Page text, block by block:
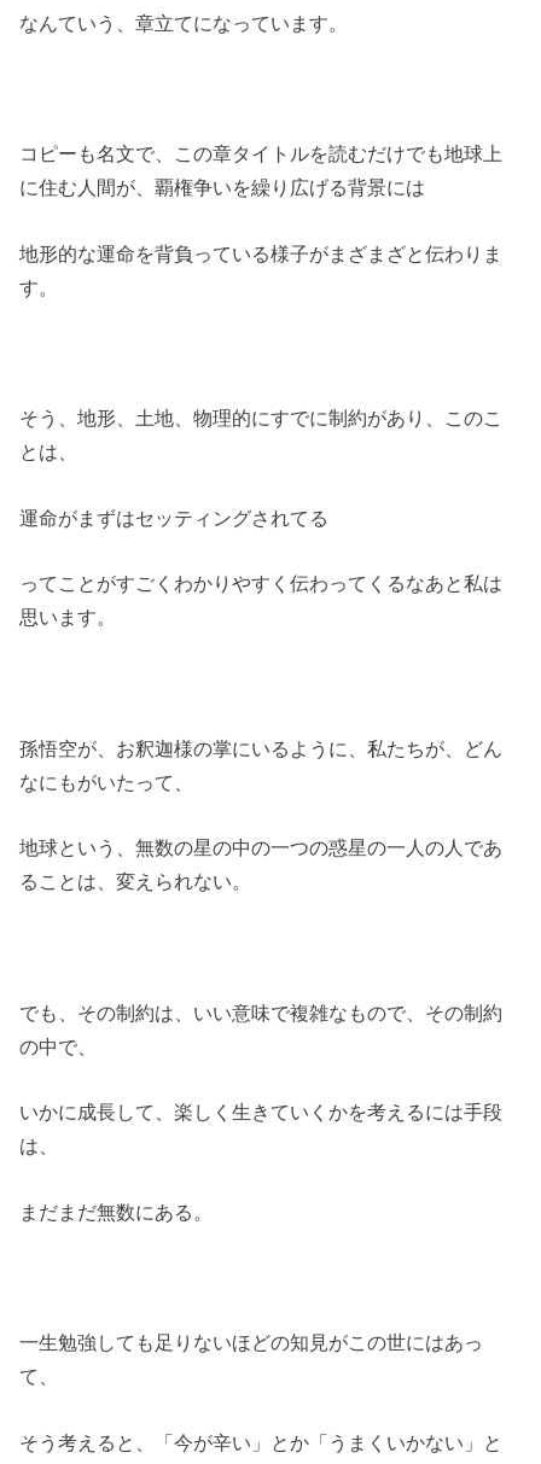
なんていう、章立てになっています。
コピーも名文で、この章タイトルを読むだけでも地球上
に住む人間が、覇権争いを繰り広げる背景には
地形的な運命を背負っている様子がまざまざと伝わりま
す。
そう、地形、土地、物理的にすでに制約があり、このこ
とは、
運命がまずはセッティングされてる
ってことがすごくわかりやすく伝わってくるなあと私は
思います。
孫悟空が、お釈迦様の掌にいるように、私たちが、どん
なにもがいたって、
地球という、無数の星の中の一つの惑星の一人の人であ
ることは、変えられない。
でも、その制約は、いい意味で複雑なもので、その制約
の中で、
いかに成長して、楽しく生きていくかを考えるには手段
は、
まだまだ無数にある。
一生勉強しても足りないほどの知見がこの世にはあっ
て、
そう考えると、「今が辛い」とか「うまくいかない」と